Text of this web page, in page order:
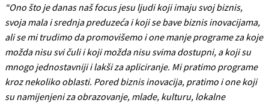
“Ono što je danas naš focus jesu ljudi koji imaju svoj biznis,
svoja mala i srednja preduzeća i koji se bave biznis inovacijama,
ali se mi trudimo da promovišemo i one manje programe za koje
možda nisu svi čuli i koji možda nisu svima dostupni, a koji su
mnogo jednostavniji i lakši za apliciranje. Mi pratimo programe
kroz nekoliko oblasti. Pored biznis inovacija, pratimo i one koji
su namijenjeni za obrazovanje, mlade, kulturu, lokalne